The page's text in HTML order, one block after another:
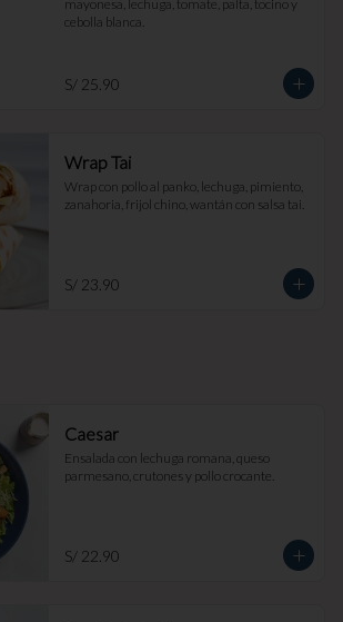
mayonesa, lechuga, tomate, palta, tocino y
cebolla blanca.
S/ 25.90
Wrap Tai
Wrap con pollo al panko, lechuga, pimiento,
zanahoria, frijol chino, wantán con salsa tai.
S/ 23.90
Caesar
Ensalada con lechuga romana, queso
parmesano, crutones y pollo crocante.
S/ 22.90